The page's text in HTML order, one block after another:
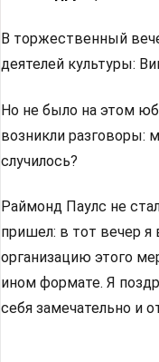
В торжественный
деятелей культуры:
Но не было на этом
возникли разговоры:
случилось?
Раймонд Паулс не
пришел: в тот вечер
организацию этого
ином формате. Я
себя замечательно и